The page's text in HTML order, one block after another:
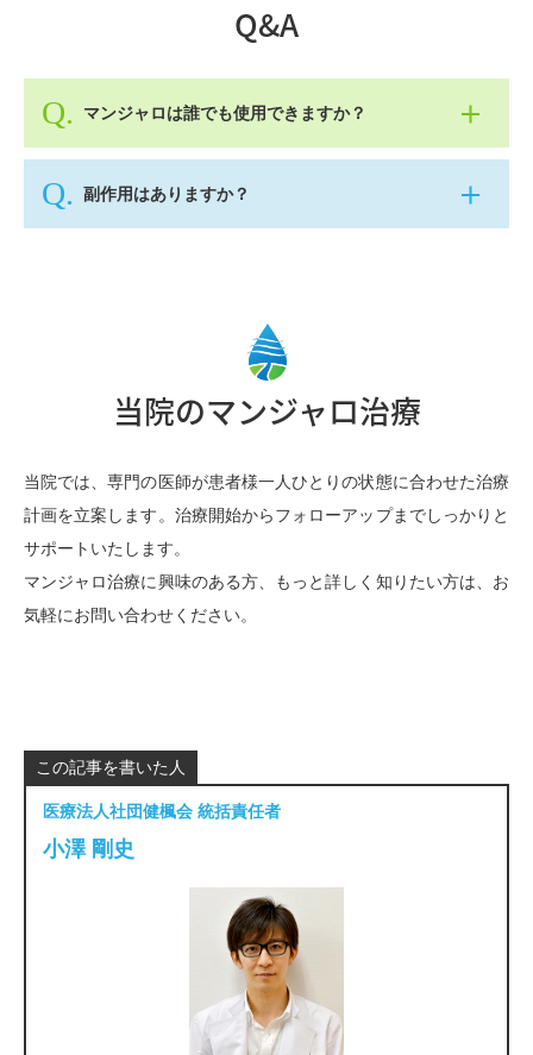
Q&A
マンジャロは誰でも使用できますか？
副作用はありますか？
当院のマンジャロ治療
当院では、専門の医師が患者様一人ひとりの状態に合わせた治療
計画を立案します。治療開始からフォローアップまでしっかりと
サポートいたします。
マンジャロ治療に興味のある方、もっと詳しく知りたい方は、お
気軽にお問い合わせください。
この記事を書いた人
医療法人社団健楓会 統括責任者
小澤 剛史